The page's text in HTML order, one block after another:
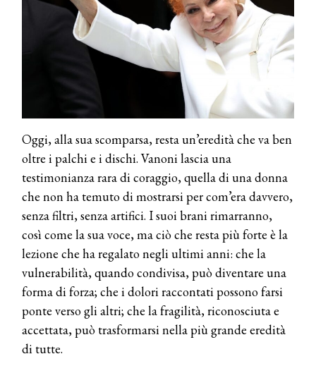
Oggi, alla sua scomparsa, resta un’eredità che va ben
oltre i palchi e i dischi. Vanoni lascia una
testimonianza rara di coraggio, quella di una donna
che non ha temuto di mostrarsi per com’era davvero,
senza filtri, senza artifici. I suoi brani rimarranno,
così come la sua voce, ma ciò che resta più forte è la
lezione che ha regalato negli ultimi anni: che la
vulnerabilità, quando condivisa, può diventare una
forma di forza; che i dolori raccontati possono farsi
ponte verso gli altri; che la fragilità, riconosciuta e
accettata, può trasformarsi nella più grande eredità
di tutte.
presenta THE BEAUTY &
WELLNESS CONGRESS 2022: I
Dyson presenta la nuova collezione
pervinca e rosé per Natale
COTRIL
Continua la carrellata di look firmati
Cotril alla Festa del Cinema di Roma
TONI&GUY
A Natale regala una doppia
TONI&GUY “Feel Good Experience”!
TONI&GUY
LABEL.M lancia la sua innovativa ed
eco-sostenibile linea di prodotti
professionali
DAVINES
Davines presenta cofanetti beauty